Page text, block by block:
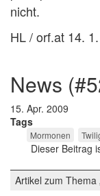
nicht.
HL / orf.at 14.
news
15. Apr. 2009
Tags
Mormonen
Dieser Beitrag
Artikel zum Thema